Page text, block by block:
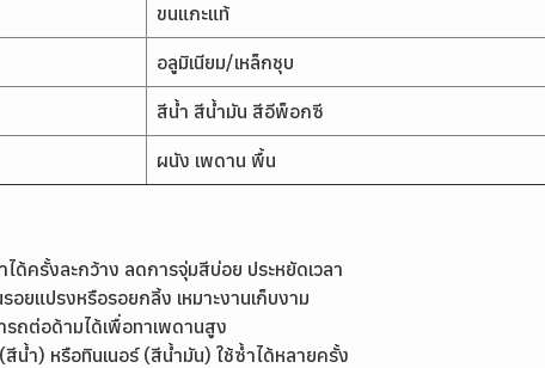
ขนแกะแท้
อลูมิเนียม/เหล็กชุบ
สีน้ำ สีน้ำมัน สีอีพ็อกซี
ผนัง เพดาน พื้น
ด้ครั้งละกว้าง ลดการจุ่มสีบ่อย ประหยัดเวลา
อยแปรงหรือรอยกลิ้ง เหมาะงานเก็บงาม
ถต่อด้ามได้เพื่อทาเพดานสูง
น้ำ) หรือทินเนอร์ (สีน้ำมัน) ใช้ซ้ำได้หลายครั้ง